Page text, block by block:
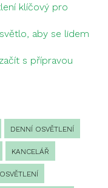
klíčový pro
aby se lidem
s přípravou
DENNÍ OSVĚTLENÍ
KANCELÁŘ